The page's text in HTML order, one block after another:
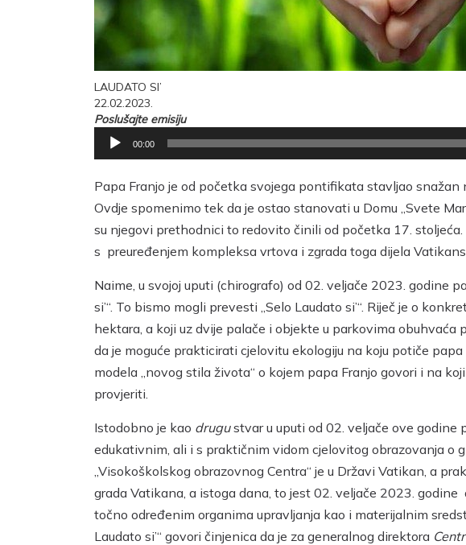
LAUDATO SI’
22.02.2023.
Poslušajte emisiju
Reproduktor
audiozapisa
00:00
Papa Franjo je od početka svojega pontifikata stavljao
Ovdje spomenimo tek da je ostao stanovati u Domu „Svete
su njegovi prethodnici to redovito činili od početka 17.
s preuređenjem kompleksa vrtova i zgrada toga dijela
Naime, u svojoj uputi (chirografo) od 02. veljače 2023. godine
si’“. To bismo mogli prevesti „Selo Laudato si’“. Riječ je o
hektara, a koji uz dvije palače i objekte u parkovima obuhvaća
da je moguće prakticirati cjelovitu ekologiju na koju potiče
modela „novog stila života“ o kojem papa Franjo govori i na
provjeriti.
Istodobno je kao drugustvar u uputi od 02. veljače ove godine
edukativnim, ali i s praktičnim vidom cjelovitog obrazovanja o
„Visokoškolskog obrazovnog Centra“ je u Državi Vatikan, a
grada Vatikana, a istoga dana, to jest 02. veljače 2023.
točno određenim organima upravljanja kao i materijalnim
Laudato si’“ govori činjenica da je za generalnog direktora